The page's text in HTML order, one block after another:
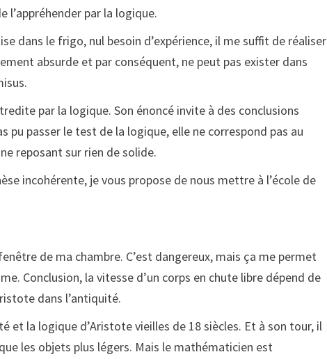
l’appréhender par la logique.
dans le frigo, nul besoin d’expérience, il me suffit de réaliser
absurde et par conséquent, ne peut pas exister dans
par la logique. Son énoncé invite à des conclusions
pu passer le test de la logique, elle ne correspond pas au
reposant sur rien de solide.
incohérente, je vous propose de nous mettre à l’école de
de ma chambre. C’est dangereux, mais ça me permet
Conclusion, la vitesse d’un corps en chute libre dépend de
dans l’antiquité.
et la logique d’Aristote vieilles de 18 siècles. Et à son tour, il
les objets plus légers. Mais le mathématicien est